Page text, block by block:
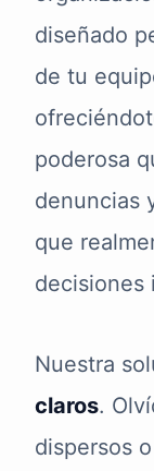
diseñado
de tu
poderosa
denuncias
que
decisiones
Nuestra
claros.
dispersos